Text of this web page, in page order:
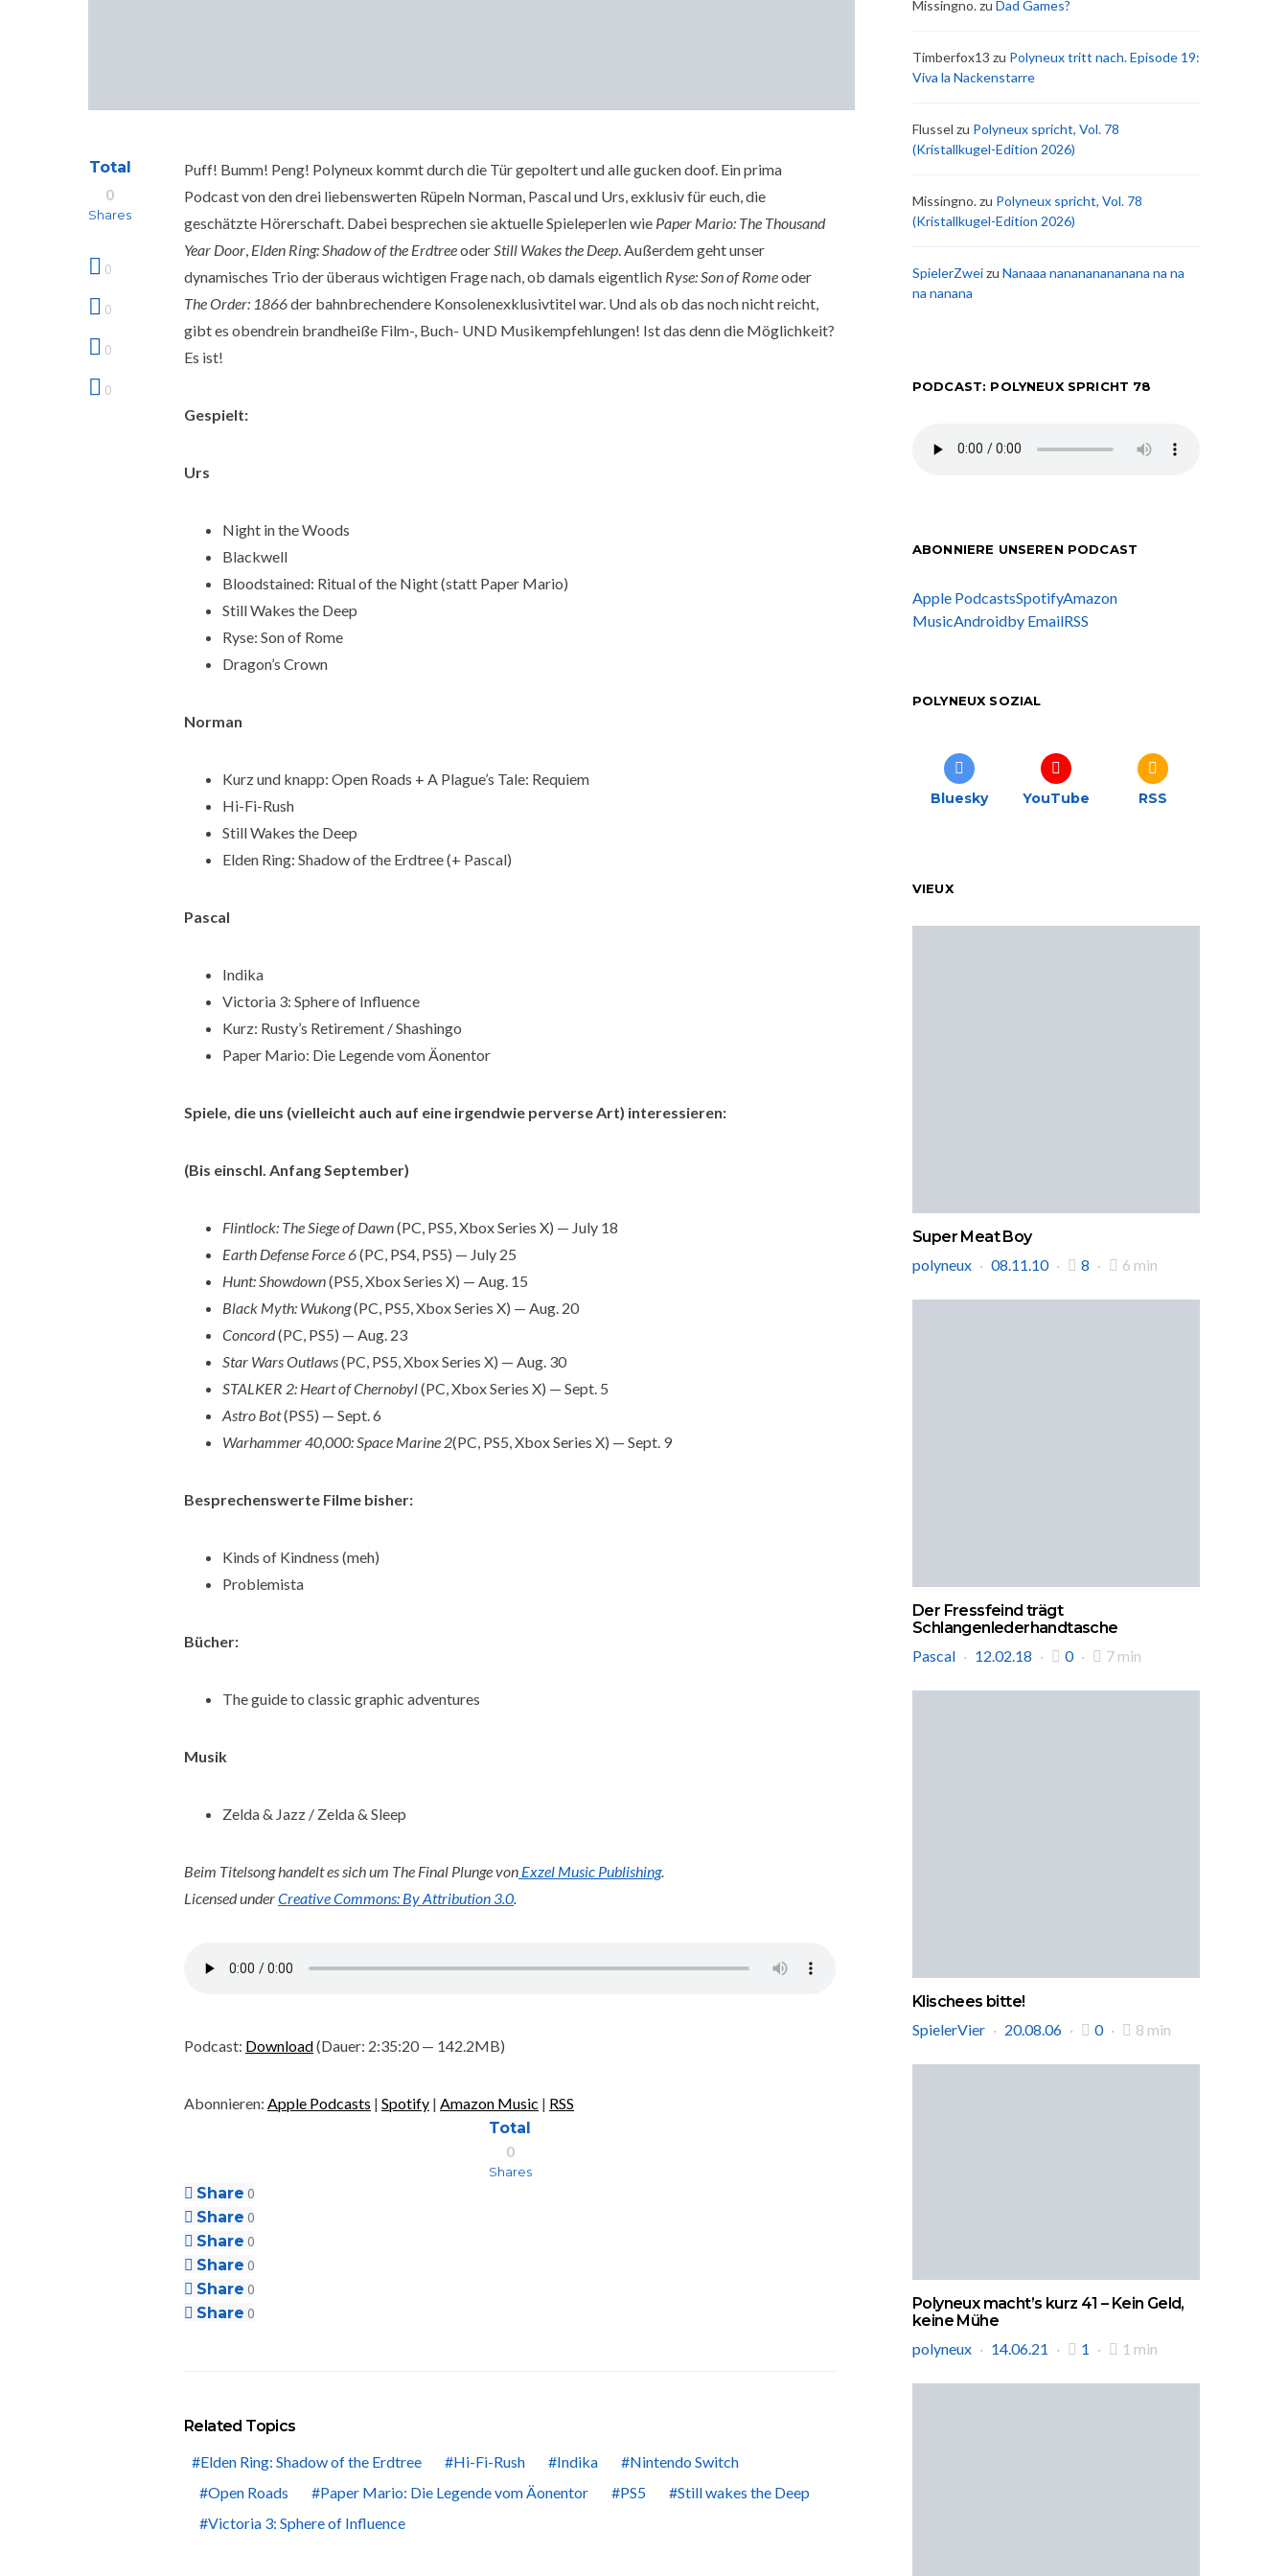
Total
0
Shares
0
0
0
0
Puff! Bumm! Peng! Polyneux kommt durch die Tür gepoltert und alle gucken doof. Ein prima
Podcast von den drei liebenswerten Rüpeln Norman, Pascal und Urs, exklusiv für euch, die
geschätzte Hörerschaft. Dabei besprechen sie aktuelle Spieleperlen wie Paper Mario: The Thousand
Year Door, Elden Ring: Shadow of the ErdtreeoderStill Wakes the Deep. Außerdem geht unser
dynamisches Trio der überaus wichtigen Frage nach, ob damals eigentlich Ryse: Son of Romeoder
The Order: 1866der bahnbrechendere Konsolenexklusivtitel war. Und als ob das noch nicht reicht,
gibt es obendrein brandheiße Film-, Buch- UND Musikempfehlungen! Ist das denn die Möglichkeit?
Es ist!
Gespielt:
Urs
Night in the Woods
Blackwell
Bloodstained: Ritual of the Night (statt Paper Mario)
Still Wakes the Deep
Ryse: Son of Rome
Dragon’s Crown
Norman
Kurz und knapp: Open Roads + A Plague’s Tale: Requiem
Hi-Fi-Rush
Still Wakes the Deep
Elden Ring: Shadow of the Erdtree (+ Pascal)
Pascal
Indika
Victoria 3: Sphere of Influence
Kurz: Rusty’s Retirement / Shashingo
Paper Mario: Die Legende vom Äonentor
Spiele, die uns (vielleicht auch auf eine irgendwie perverse Art) interessieren:
(Bis einschl. Anfang September)
Flintlock: The Siege of Dawn(PC, PS5, Xbox Series X) — July 18
Earth Defense Force 6(PC, PS4, PS5) — July 25
Hunt: Showdown(PS5, Xbox Series X) — Aug. 15
Black Myth: Wukong(PC, PS5, Xbox Series X) — Aug. 20
Concord(PC, PS5) — Aug. 23
Star Wars Outlaws(PC, PS5, Xbox Series X) — Aug. 30
STALKER 2: Heart of Chernobyl(PC, Xbox Series X) — Sept. 5
Astro Bot(PS5) — Sept. 6
Warhammer 40,000: Space Marine 2(PC, PS5, Xbox Series X) — Sept. 9
Besprechenswerte Filme bisher:
Kinds of Kindness (meh)
Problemista
Bücher:
The guide to classic graphic adventures
Musik
Zelda & Jazz / Zelda & Sleep
Beim Titelsong handelt es sich um The Final Plunge von Exzel Music Publishing.
Licensed underCreative Commons: By Attribution 3.0.
Podcast: Download(Dauer: 2:35:20 — 142.2MB)
Abonnieren: Apple Podcasts | Spotify | Amazon Music | RSS
Total
0
Shares
Share 0
Share 0
Share 0
Share 0
Share 0
Share 0
Related Topics
Elden Ring: Shadow of the Erdtree
Hi-Fi-Rush Indika
Nintendo Switch
Open Roads
Paper Mario: Die Legende vom Äonentor PS5
Still wakes the Deep
Victoria 3: Sphere of Influence
Missingno.zu Dad Games?
Timberfox13 zu Polyneux tritt nach. Episode 19:
Viva la Nackenstarre
Flussel zu Polyneux spricht, Vol. 78
(Kristallkugel-Edition 2026)
Missingno.zu Polyneux spricht, Vol. 78
(Kristallkugel-Edition 2026)
SpielerZweizu Nanaaa nanananananana na na
na nanana
PODCAST: POLYNEUX SPRICHT 78
ABONNIERE UNSEREN PODCAST
Apple PodcastsSpotifyAmazon
MusicAndroidby EmailRSS
POLYNEUX SOZIAL
Bluesky YouTube RSS
VIEUX
Super Meat Boy
polyneux
08.11.10 8 6 min
Der Fressfeind trägt
Schlangenlederhandtasche
Pascal
12.02.18 0 7 min
Klischees bitte!
SpielerVier
20.08.06 0 8 min
Polyneux macht’s kurz 41 – Kein Geld,
keine Mühe
polyneux
14.06.21 1 1 min